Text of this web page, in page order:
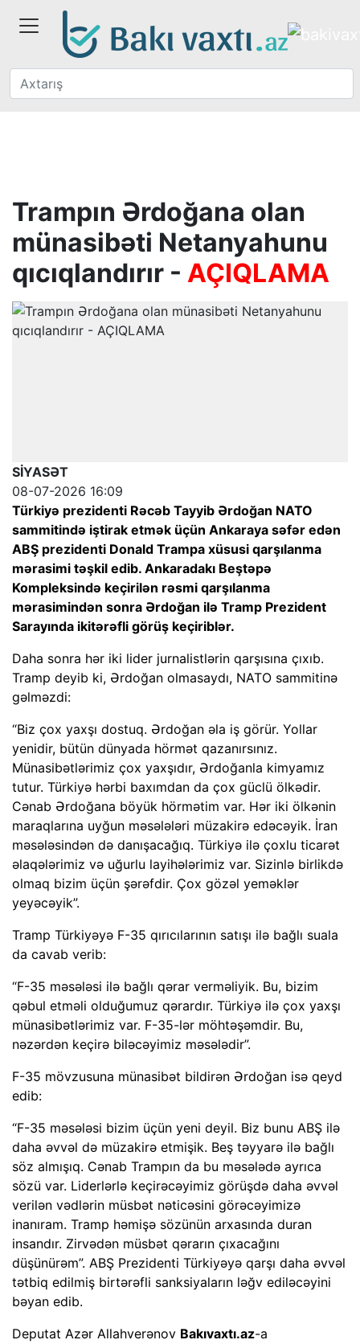
Trampın Ərdoğana olan
münasibəti Netanyahunu
qıcıqlandırır - AÇIQLAMA
SİYASƏT
08-07-2026 16:09
Türkiyə prezidenti Rəcəb Tayyib Ərdoğan NATO
sammitində iştirak etmək üçün Ankaraya səfər edən
ABŞ prezidenti Donald Trampa xüsusi qarşılanma
mərasimi təşkil edib. Ankaradakı Beştəpə
Kompleksində keçirilən rəsmi qarşılanma
mərasimindən sonra Ərdoğan ilə Tramp Prezident
Sarayında ikitərəfli görüş keçiriblər.
Daha sonra hər iki lider jurnalistlərin qarşısına çıxıb.
Tramp deyib ki, Ərdoğan olmasaydı, NATO sammitinə
gəlməzdi:
“Biz çox yaxşı dostuq. Ərdoğan əla iş görür. Yollar
yenidir, bütün dünyada hörmət qazanırsınız.
Münasibətlərimiz çox yaxşıdır, Ərdoğanla kimyamız
tutur. Türkiyə hərbi baxımdan da çox güclü ölkədir.
Cənab Ərdoğana böyük hörmətim var. Hər iki ölkənin
maraqlarına uyğun məsələləri müzakirə edəcəyik. İran
məsələsindən də danışacağıq. Türkiyə ilə çoxlu ticarət
əlaqələrimiz və uğurlu layihələrimiz var. Sizinlə birlikdə
olmaq bizim üçün şərəfdir. Çox gözəl yeməklər
yeyəcəyik”.
Tramp Türkiyəyə F-35 qırıcılarının satışı ilə bağlı suala
da cavab verib:
“F-35 məsələsi ilə bağlı qərar verməliyik. Bu, bizim
qəbul etməli olduğumuz qərardır. Türkiyə ilə çox yaxşı
münasibətlərimiz var. F-35-lər möhtəşəmdir. Bu,
nəzərdən keçirə biləcəyimiz məsələdir”.
F-35 mövzusuna münasibət bildirən Ərdoğan isə qeyd
edib:
“F-35 məsələsi bizim üçün yeni deyil. Biz bunu ABŞ ilə
daha əvvəl də müzakirə etmişik. Beş təyyarə ilə bağlı
söz almışıq. Cənab Trampın da bu məsələdə ayrıca
sözü var. Liderlərlə keçirəcəyimiz görüşdə daha əvvəl
verilən vədlərin müsbət nəticəsini görəcəyimizə
inanıram. Tramp həmişə sözünün arxasında duran
insandır. Zirvədən müsbət qərarın çıxacağını
düşünürəm”. ABŞ Prezidenti Türkiyəyə qarşı daha əvvəl
tətbiq edilmiş birtərəfli sanksiyaların ləğv ediləcəyini
bəyan edib.
Deputat Azər Allahverənov Bakıvaxtı.az-a